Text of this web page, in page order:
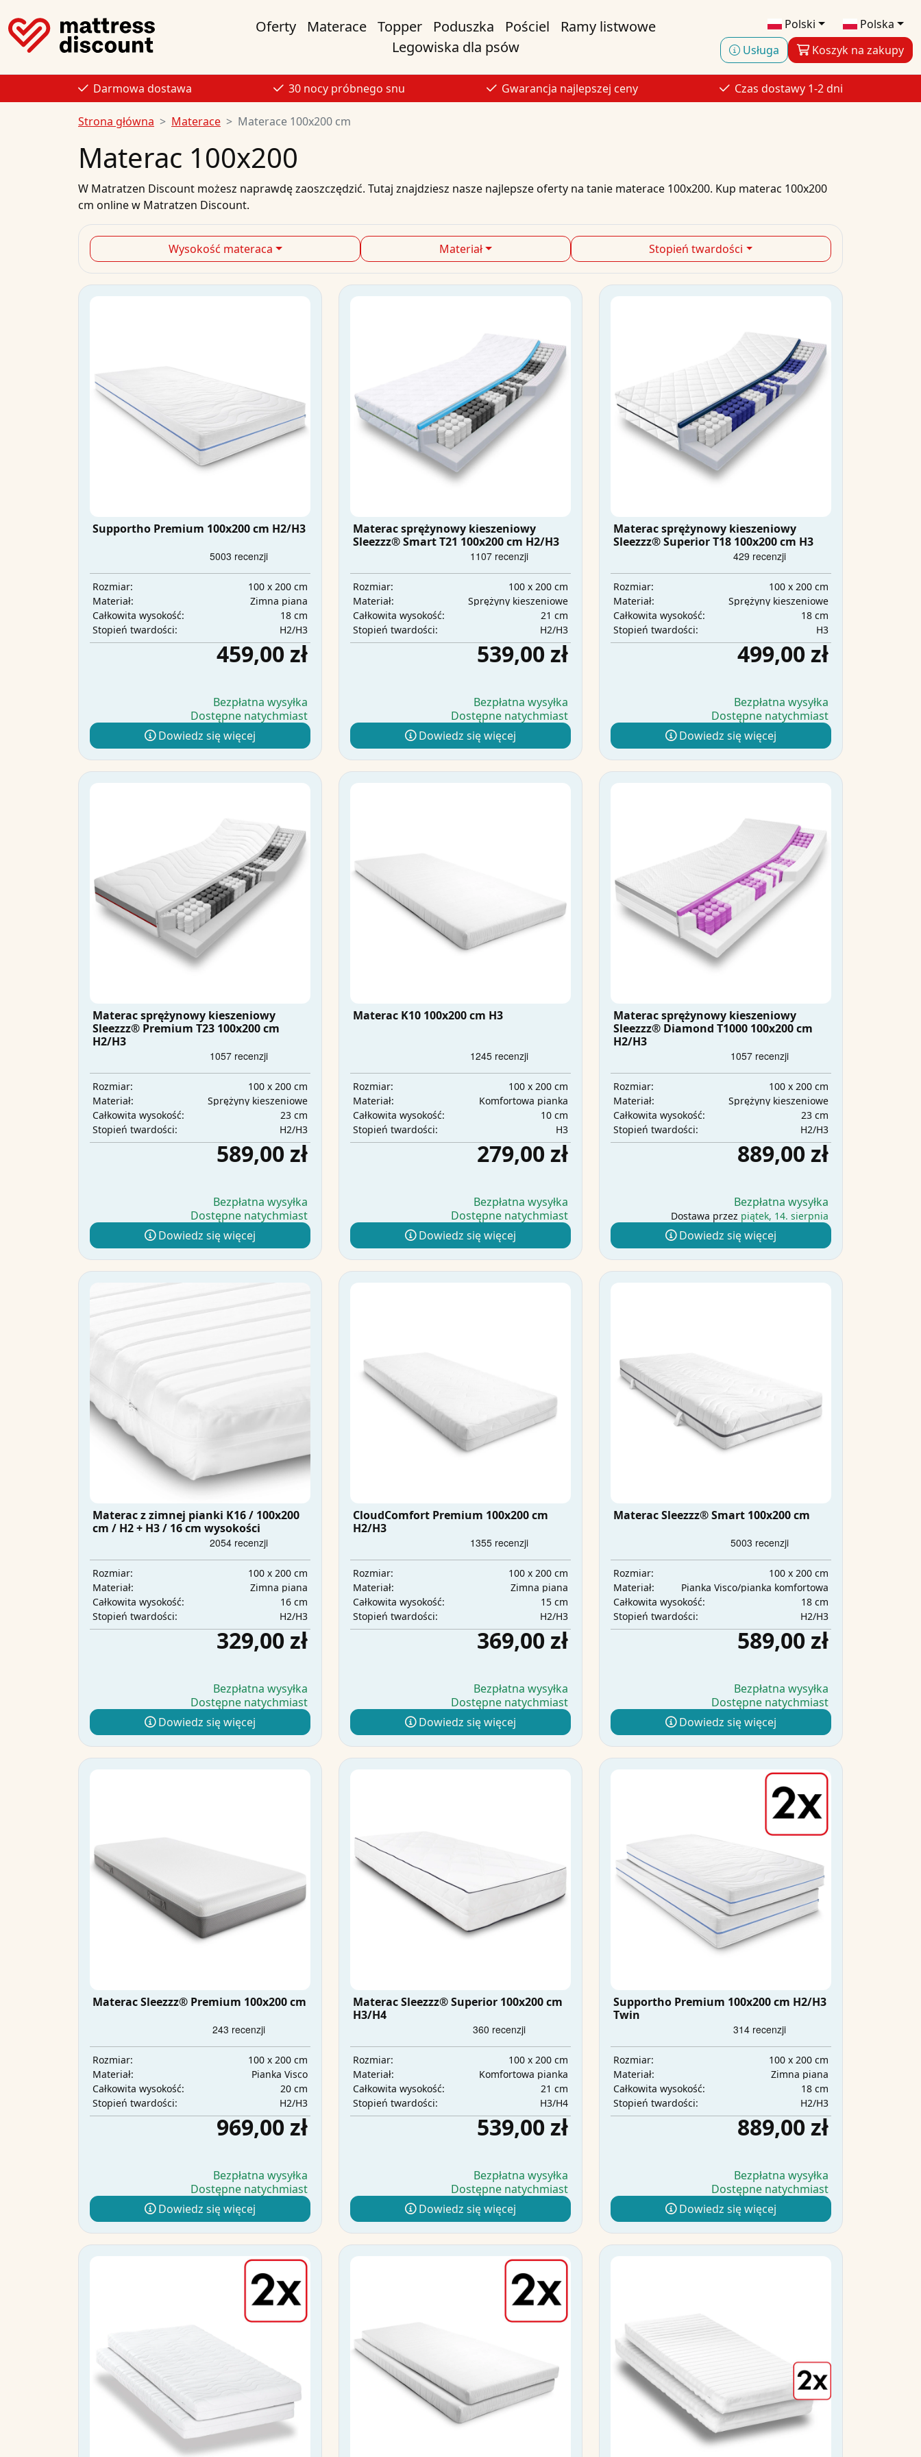
Polski
Polska
Usługa
Koszyk na zakupy
Oferty Materace Topper Poduszka Pościel
Ramy listwowe
Legowiska dla psów
Darmowa dostawa 30 nocy próbnego snu Gwarancja najlepszej ceny Czas dostawy 1-2 dni
Strona główna Materace Materace 100x200 cm
Materac 100x200
W Matratzen Discount możesz naprawdę zaoszczędzić. Tutaj znajdziesz nasze najlepszeoferty na tanie materace 100x200. Kup materac 100x200
cm onlinew Matratzen Discount.
Wysokość materaca Materiał Stopień twardości
Supportho Premium 100x200 cm H2/H3
Rozmiar:
100 x 200 cm
Materiał:
Zimna piana
Całkowita wysokość:
18 cm
Stopień twardości:
H2/H3
459,00 zł
Bezpłatna wysyłka
Dostępne natychmiast
Dowiedz się więcej
Materac sprężynowy kieszeniowy
Sleezzz® Smart T21 100x200 cm H2/H3
Rozmiar:
100 x 200 cm
Materiał:
Sprężyny kieszeniowe
Całkowita wysokość:
21 cm
Stopień twardości:
H2/H3
539,00 zł
Bezpłatna wysyłka
Dostępne natychmiast
Dowiedz się więcej
Materac sprężynowy kieszeniowy
Sleezzz® Superior T18 100x200 cm H3
Rozmiar:
100 x 200 cm
Materiał:
Sprężyny kieszeniowe
Całkowita wysokość:
18 cm
Stopień twardości:
H3
499,00 zł
Bezpłatna wysyłka
Dostępne natychmiast
Dowiedz się więcej
Materac sprężynowy kieszeniowy
Sleezzz® Premium T23 100x200 cm
H2/H3
Rozmiar:
100 x 200 cm
Materiał:
Sprężyny kieszeniowe
Całkowita wysokość:
23 cm
Stopień twardości:
H2/H3
589,00 zł
Bezpłatna wysyłka
Dostępne natychmiast
Dowiedz się więcej
Materac K10 100x200 cm H3
Rozmiar:
100 x 200 cm
Materiał:
Komfortowa pianka
Całkowita wysokość:
10 cm
Stopień twardości:
H3
279,00 zł
Bezpłatna wysyłka
Dostępne natychmiast
Dowiedz się więcej
Materac sprężynowy kieszeniowy
Sleezzz® Diamond T1000 100x200 cm
H2/H3
Rozmiar:
100 x 200 cm
Materiał:
Sprężyny kieszeniowe
Całkowita wysokość:
23 cm
Stopień twardości:
H2/H3
889,00 zł
Bezpłatna wysyłka
Dostawa przez piątek, 14. sierpnia
Dowiedz się więcej
Materac z zimnej pianki K16 / 100x200
cm / H2 + H3 / 16 cm wysokości
Rozmiar:
100 x 200 cm
Materiał:
Zimna piana
Całkowita wysokość:
16 cm
Stopień twardości:
H2/H3
329,00 zł
Bezpłatna wysyłka
Dostępne natychmiast
Dowiedz się więcej
CloudComfort Premium 100x200 cm
H2/H3
Rozmiar:
100 x 200 cm
Materiał:
Zimna piana
Całkowita wysokość:
15 cm
Stopień twardości:
H2/H3
369,00 zł
Bezpłatna wysyłka
Dostępne natychmiast
Dowiedz się więcej
Materac Sleezzz® Smart 100x200 cm
Rozmiar:
100 x 200 cm
Materiał:
Pianka Visco/pianka komfortowa
Całkowita wysokość:
18 cm
Stopień twardości:
H2/H3
589,00 zł
Bezpłatna wysyłka
Dostępne natychmiast
Dowiedz się więcej
Materac Sleezzz® Premium 100x200 cm
Rozmiar:
100 x 200 cm
Materiał:
Pianka Visco
Całkowita wysokość:
20 cm
Stopień twardości:
H2/H3
969,00 zł
Bezpłatna wysyłka
Dostępne natychmiast
Dowiedz się więcej
Materac Sleezzz® Superior 100x200 cm
H3/H4
Rozmiar:
100 x 200 cm
Materiał:
Komfortowa pianka
Całkowita wysokość:
21 cm
Stopień twardości:
H3/H4
539,00 zł
Bezpłatna wysyłka
Dostępne natychmiast
Dowiedz się więcej
Supportho Premium 100x200 cm H2/H3
Twin
Rozmiar:
100 x 200 cm
Materiał:
Zimna piana
Całkowita wysokość:
18 cm
Stopień twardości:
H2/H3
889,00 zł
Bezpłatna wysyłka
Dostępne natychmiast
Dowiedz się więcej